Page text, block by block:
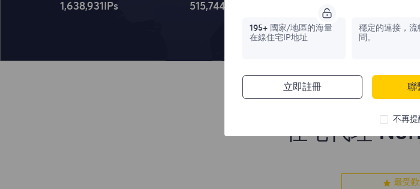
1,638,932 IPs 515,745 1,042,773
住宅代理
最受
195+ 國家/地區的海量
在線住宅IP地址
穩定的連接，流
問。
立即註冊 聯
不再提